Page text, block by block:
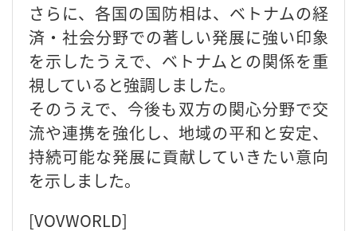
さらに、各国の国防相は、ベトナムの経
済・社会分野での著しい発展に強い印象
を示したうえで、ベトナムとの関係を重
視していると強調しました。
そのうえで、今後も双方の関心分野で交
流や連携を強化し、地域の平和と安定、
持続可能な発展に貢献していきたい意向
を示しました。
[VOVWORLD]